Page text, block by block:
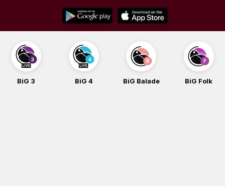
content
BiG 3 BiG 4 BiG Balade BiG Folk